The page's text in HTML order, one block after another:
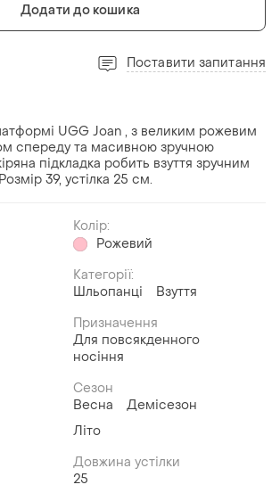
Додати до кошика
Поставити запитання
UGG Joan , з великим рожевим
спереду та масивною зручною
підкладка робить взуття зручним
39, устілка 25 см.
Колір:
Рожевий
Категорії:
Шльопанці
Взуття
Призначення
Для повсякденного
носіння
Сезон
Весна
Демісезон
Літо
Довжина устілки
25